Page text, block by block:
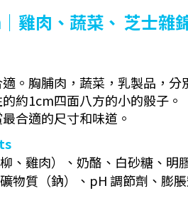
雞肉、蔬菜、 芝士雜
。胸脯肉，蔬菜，乳製品，
約1cm四面八方的小的骰子。
合適的尺寸和味道。
、雞肉）、奶酪、白砂糖、
礦物質（鈉）、pH 調節劑、膨